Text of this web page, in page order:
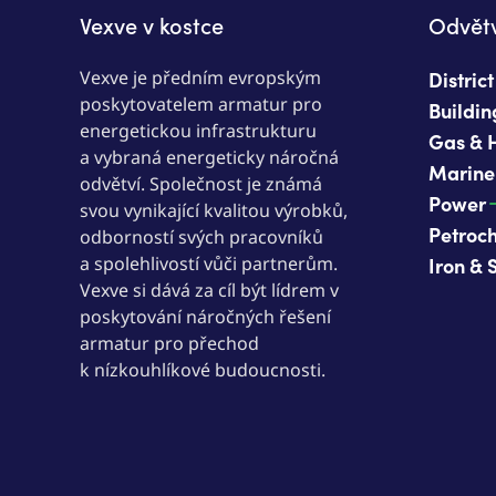
Vexve v kostce
Vexve je předním evropským
poskytovatelem armatur pro
energetickou infrastrukturu
a vybraná energeticky náročná
odvětví. Společnost je známá
svou vynikající kvalitou výrobků,
odborností svých pracovníků
a spolehlivostí vůči partnerům.
Vexve si dává za cíl být lídrem v
poskytování náročných řešení
armatur pro přechod
k nízkouhlíkové budoucnosti.
Gas &
Power
Iron &